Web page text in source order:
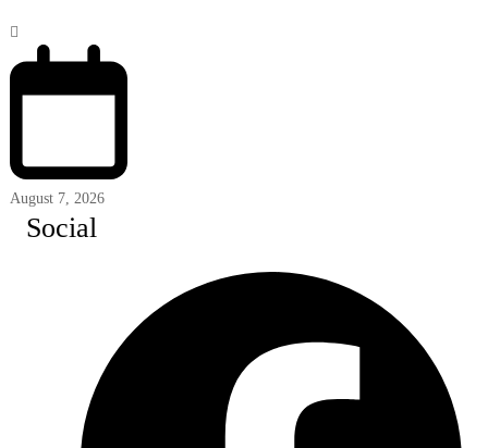
August 7, 2026
Social